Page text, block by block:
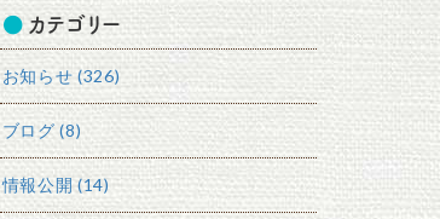
カテゴリー
お知らせ (326)
ブログ (8)
情報公開 (14)